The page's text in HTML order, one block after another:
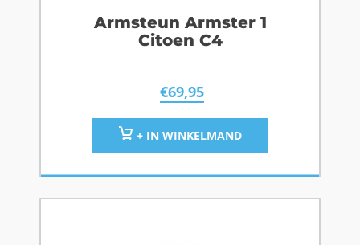
Armsteun Armster 1
Citoen C4
€69,95
+ IN WINKELMAND